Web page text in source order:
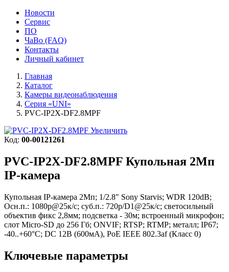
Новости
Сервис
ПО
ЧаВо (FAQ)
Контакты
Личный кабинет
Главная
Каталог
Камеры видеонаблюдения
Серия «UNI»
PVC-IP2X-DF2.8MPF
Увеличить
Код: 00-00121261
PVC-IP2X-DF2.8MPF Купольная 2Мп
IP-камера
Купольная IP-камера 2Мп; 1/2.8" Sony Starvis; WDR 120dB;
Осн.п.: 1080p@25к/с; суб.п.: 720p/D1@25к/с; светосильный
объектив фикс 2,8мм; подсветка - 30м; встроенный микрофон;
слот Micro-SD до 256 Гб; ONVIF; RTSP; RTMP; металл; IP67;
-40..+60°C; DC 12В (600мА), PoE IEEE 802.3af (Класс 0)
Ключевые параметры